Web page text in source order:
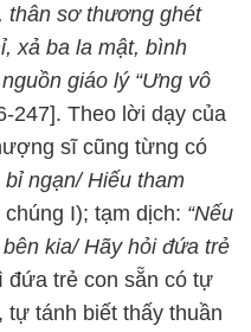
thân sơ thương ghét
xả ba la mật, bình
giáo lý “Ưng vô
247]. Theo lời dạy của
sĩ cũng từng có
bỉ ngạn/ Hiếu tham
I); tạm dịch: “Nếu
kia/ Hãy hỏi đứa trẻ
đứa trẻ con sẵn có tự
tự tánh biết thấy thuần